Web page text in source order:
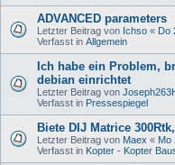
ADVANCED parameters
Letzter Beitrag von Ichso « Do
Verfasst in Allgemein
Ich habe ein Problem,
debian einrichtet
Letzter Beitrag von
Verfasst in Pressespiegel
Biete DIJ Matrice
Letzter Beitrag von Maex « Mo
Verfasst in Kopter - Kopter